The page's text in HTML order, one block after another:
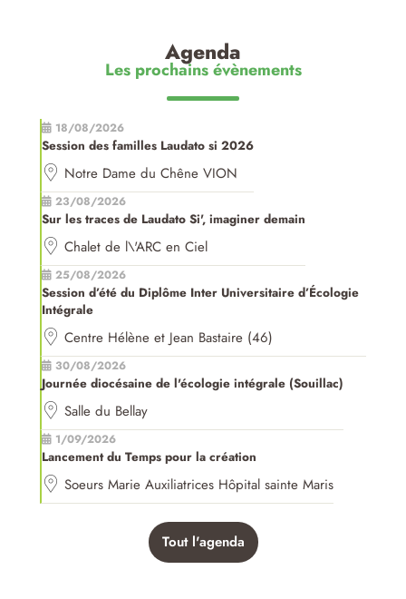
Agenda
Les prochains évènements
18/08/2026
Session des familles Laudato si 2026
Notre Dame du Chêne VION
23/08/2026
Sur les traces de Laudato Si', imaginer demain
Chalet de l\'ARC en Ciel
25/08/2026
Session d’été du Diplôme Inter Universitaire d’Écologie
Intégrale
Centre Hélène et Jean Bastaire (46)
30/08/2026
Journée diocésaine de l'écologie intégrale (Souillac)
Salle du Bellay
1/09/2026
Lancement du Temps pour la création
Soeurs Marie Auxiliatrices Hôpital sainte Maris
Tout l'agenda